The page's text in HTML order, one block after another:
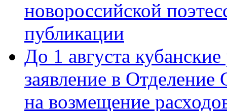
новороссийской
публикации
До 1 августа
заявление в
на возмещение